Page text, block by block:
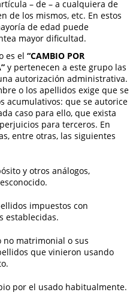
– de – a cualquiera de
de los mismos, etc. En estos
de edad puede
mayor dificultad.
es el“CAMBIO POR
y pertenecen a este grupo las
autorización administrativa.
o los apellidos exige que se
acumulativos: que se autorice
caso para ello, que exista
para terceros. En
entre otras, las siguientes
y otros análogos,
impuestos con
establecidas.
no matrimonial o sus
que vinieron usando
por el usado habitualmente.